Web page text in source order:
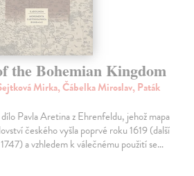
the Bohemian Kingdom
Mirka, Čábelka Miroslav, Paták
Pavla Aretina z Ehrenfeldu, jehož mapa
českého vyšla poprvé roku 1619 (další
a vzhledem k válečnému použití se…